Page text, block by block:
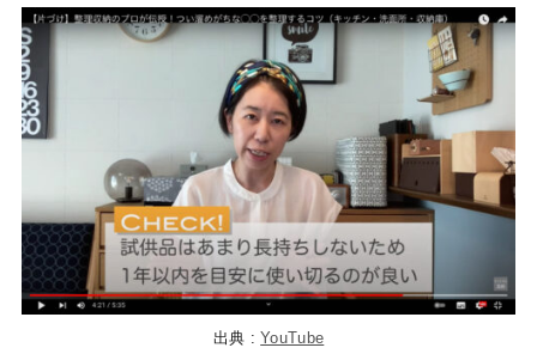
出典 :YouTube